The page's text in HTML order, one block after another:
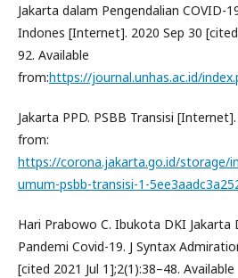
Jakarta dalam Pengendalian COVID-
Indones [Internet]. 2020 Sep 30
92. Available
from:https://journal.unhas.ac.id/
Jakarta PPD. PSBB Transisi
from:
https://corona.jakarta.go.id/storage/
umum-psbb-transisi-1-
Hari Prabowo C. Ibukota DKI Jakarta
Pandemi Covid-19. J Syntax
[cited 2021 Jul 1];2(1):38–48. Available